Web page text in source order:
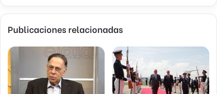
Publicaciones relacionadas